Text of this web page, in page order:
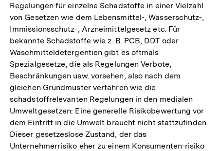
Regelungen für einzelne Schadstoffe in einer Vielzahl
von Gesetzen wie dem Lebensmittel-, Wasserschutz-,
Immissionsschutz-, Arzneimittelgesetz etc. Für
bekannte Schadstoffe wie z. B. PCB, DDT oder
Waschmitteldetergentien gibt es oftmals
Spezialgesetze, die als Regelungen Verbote,
Beschränkungen usw. vorsehen, also nach dem
gleichen Grundmuster verfahren wie die
schadstoffrelevanten Regelungen in den medialen
Umweltgesetzen: Eine generelle Risikobewertung vor
dem Eintritt in die Umwelt braucht nicht stattzufinden.
Dieser gesetzeslose Zustand, der das
Unternehmerrisiko eher zu einem Konsumenten-risiko